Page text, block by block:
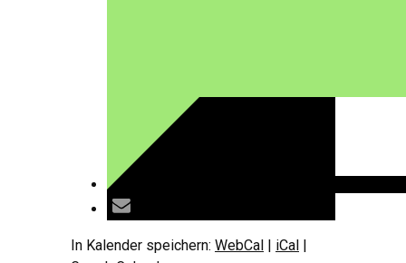
In Kalender speichern: WebCal | iCal |